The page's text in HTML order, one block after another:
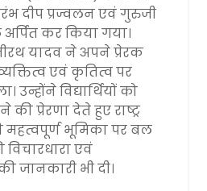
दीप प्रज्वलन एवं गुरुजी
कर किया गया।
तीरथ यादव ने अपने प्रेरक
एवं कृतित्व पर
उन्होंने विद्यार्थियों को
प्रेरणा देते हुए राष्ट्र
महत्वपूर्ण भूमिका पर बल
विचारधारा एवं
जानकारी भी दी।